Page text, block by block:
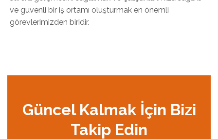
ve güvenli bir iş ortamı oluşturmak en önemli
görevlerimizden biridir.
Güncel Kalmak İçin Bizi
Takip Edin